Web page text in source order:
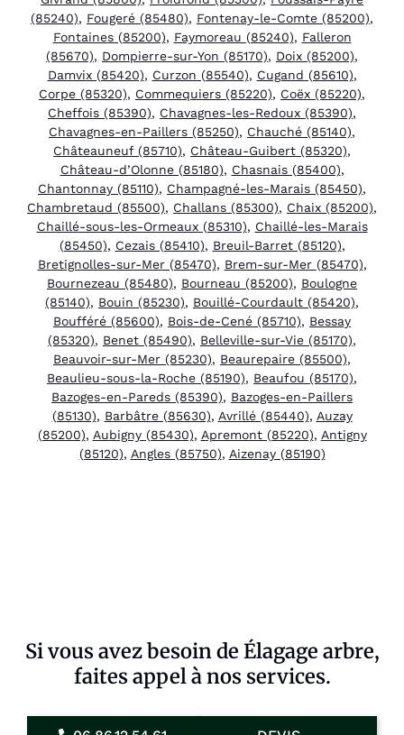
(85240), Fougeré (85480), Fontenay-le-Comte (85200),
Fontaines (85200), Faymoreau (85240), Falleron
(85670), Dompierre-sur-Yon (85170), Doix (85200),
Damvix (85420), Curzon (85540), Cugand (85610),
Corpe (85320), Commequiers (85220), Coëx (85220),
Cheffois (85390), Chavagnes-les-Redoux (85390),
Chavagnes-en-Paillers (85250), Chauché (85140),
Châteauneuf (85710), Château-Guibert (85320),
Château-d’Olonne (85180), Chasnais (85400),
Chantonnay (85110), Champagné-les-Marais (85450),
Chambretaud (85500), Challans (85300), Chaix (85200),
Chaillé-sous-les-Ormeaux (85310), Chaillé-les-Marais
(85450), Cezais (85410), Breuil-Barret (85120),
Bretignolles-sur-Mer (85470), Brem-sur-Mer (85470),
Bournezeau (85480), Bourneau (85200), Boulogne
(85140), Bouin (85230), Bouillé-Courdault (85420),
Boufféré (85600), Bois-de-Cené (85710), Bessay
(85320), Benet (85490), Belleville-sur-Vie (85170),
Beauvoir-sur-Mer (85230), Beaurepaire (85500),
Beaulieu-sous-la-Roche (85190), Beaufou (85170),
Bazoges-en-Pareds (85390), Bazoges-en-Paillers
(85130), Barbâtre (85630), Avrillé (85440), Auzay
(85200), Aubigny (85430), Apremont (85220), Antigny
(85120), Angles (85750), Aizenay (85190)
Si vous avez besoin de Élagage arbre,
faites appel à nos services.